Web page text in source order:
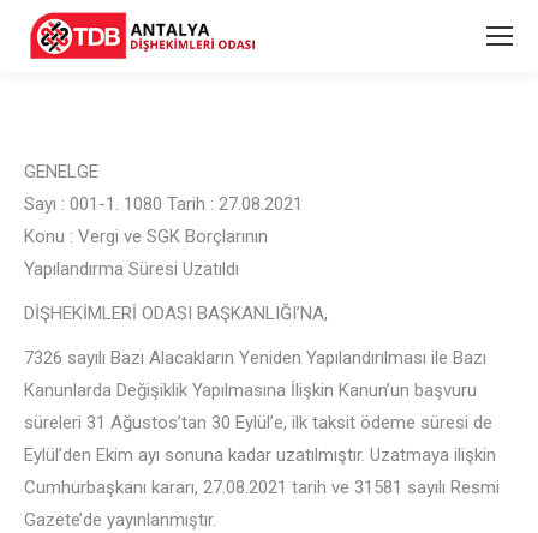
GENELGE
Sayı : 001-1. 1080 Tarih : 27.08.2021
Konu : Vergi ve SGK Borçlarının
Yapılandırma Süresi Uzatıldı
DİŞHEKİMLERİ ODASI BAŞKANLIĞI’NA,
7326 sayılı Bazı Alacakların Yeniden Yapılandırılması ile Bazı
Kanunlarda Değişiklik Yapılmasına İlişkin Kanun’un başvuru
süreleri 31 Ağustos’tan 30 Eylül’e, ilk taksit ödeme süresi de
Eylül’den Ekim ayı sonuna kadar uzatılmıştır. Uzatmaya ilişkin
Cumhurbaşkanı kararı, 27.08.2021 tarih ve 31581 sayılı Resmi
Gazete’de yayınlanmıştır.